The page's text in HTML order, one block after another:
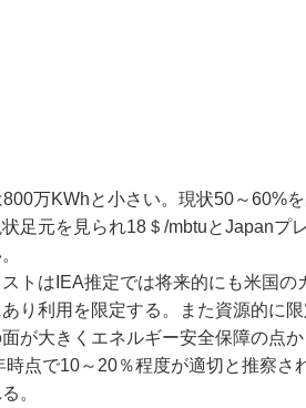
800万KWhと小さい。現状50～60%
状足元を見られ18＄/mbtuとJapanプ
トはIEA推定では将来的にも米国の
り利用を限定する。また資源的に
が大きくエネルギー安全保障の点
時点で10～20％程度が適切と推察さ
。